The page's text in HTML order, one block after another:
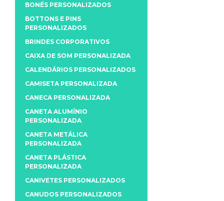
BONÉS PERSONALIZADOS
BOTTONS E PINS
PERSONALIZADOS
BRINDES CORPORATIVOS
CAIXA DE SOM PERSONALIZADA
CALENDÁRIOS PERSONALIZADOS
CAMISETA PERSONALIZADA
CANECA PERSONALIZADA
CANETA ALUMÍNIO
PERSONALIZADA
CANETA METÁLICA
PERSONALIZADA
CANETA PLÁSTICA
PERSONALIZADA
CANIVETES PERSONALIZADOS
CANUDOS PERSONALIZADOS